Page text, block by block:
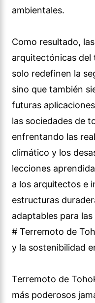
ambientales.
Como resultado,
arquitectónicas
solo redefinen la
sino que también
futuras
las sociedades de
enfrentando las
climático y los
lecciones
a los arquitectos e
estructuras
adaptables para
# Terremoto de
y la sostenibilidad
Terremoto de
más poderosos